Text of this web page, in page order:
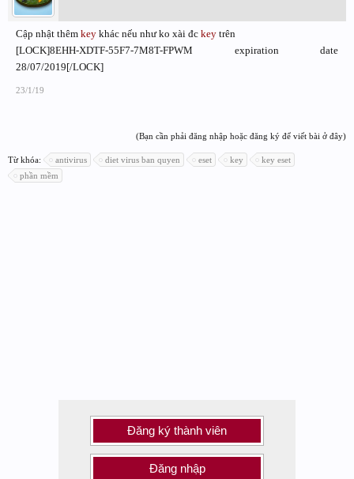
Cập nhật thêm key khác nếu như ko xài đc key trên
[LOCK]8EHH-XDTF-55F7-7M8T-FPWM expiration date
28/07/2019[/LOCK]
23/1/19
(Bạn cần phải đăng nhập hoặc đăng ký để viết bài ở đây)
Từ khóa: antivirus diet virus ban quyen eset key
key eset
phần mềm
Đăng ký thành viên
Đăng nhập